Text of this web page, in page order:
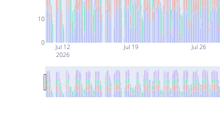
Jul 12
2026
Jul 19 Jul 26
0
10